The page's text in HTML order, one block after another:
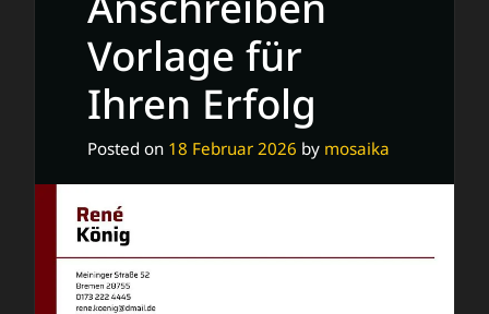
Vorlage für
Ihren Erfolg
Posted on 18 Februar 2026 by mosaika